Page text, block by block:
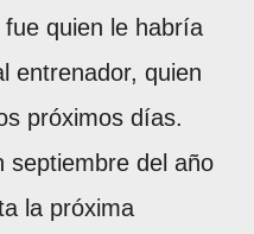
fue quien le habría
entrenador, quien
próximos días.
septiembre del año
la próxima